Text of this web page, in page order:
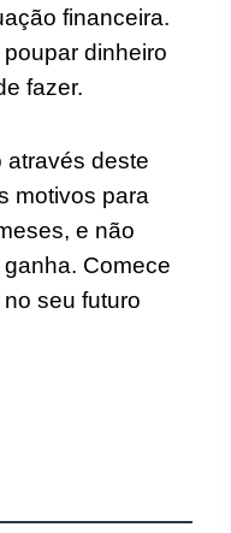
financeira.
dinheiro
fazer.
através deste
motivos para
e não
Comece
seu futuro